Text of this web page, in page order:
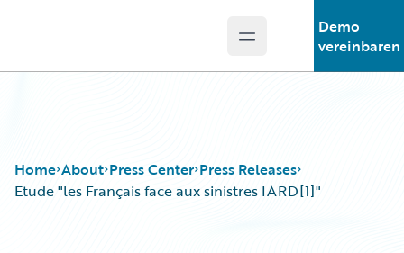
Open main menu
Demo
vereinbaren
Home About Press Center Press Releases
Etude "les Français face aux sinistres IARD[1]"